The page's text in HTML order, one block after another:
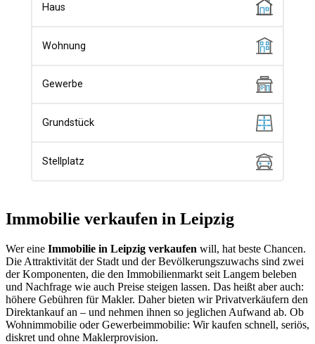
Immobilie verkaufen in Leipzig
Wer eine Immobilie in Leipzig verkaufen will, hat beste Chancen.
Die Attraktivität der Stadt und der Bevölkerungszuwachs sind zwei
der Komponenten, die den Immobilienmarkt seit Langem beleben
und Nachfrage wie auch Preise steigen lassen. Das heißt aber auch:
höhere Gebühren für Makler. Daher bieten wir Privatverkäufern den
Direktankauf an – und nehmen ihnen so jeglichen Aufwand ab. Ob
Wohnimmobilie oder Gewerbeimmobilie: Wir kaufen schnell, seriös,
diskret und ohne Maklerprovision.